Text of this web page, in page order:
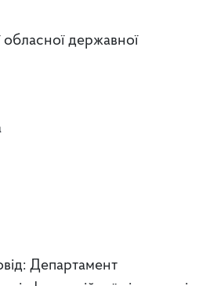
обласної державної
Департамент